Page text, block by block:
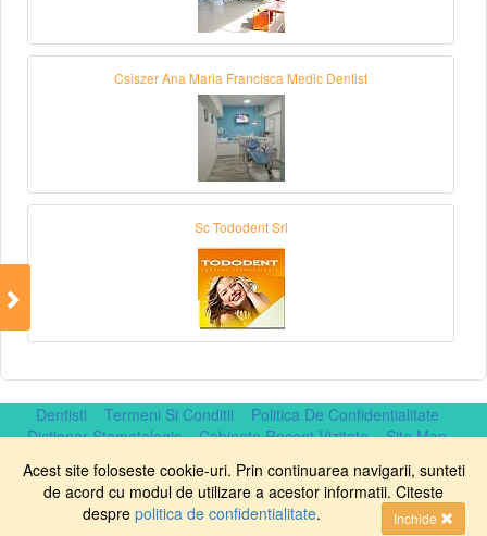
Csiszer Ana Maria Francisca Medic Dentist
Sc Tododent Srl
Acest site foloseste cookie-uri. Prin continuarea navigarii, sunteti
de acord cu modul de utilizare a acestor informatii. Citeste
despre politica de confidentialitate. Inchide
Dentisti Termeni Si Conditii
Politica De Confidentialitate
Dictionar Stomatologic
Cabinete Recent Vizitate
Site Map
Copyright © DentistOnline.ro 2007 - 2026 . Designed and
developed byweb4smart.com.